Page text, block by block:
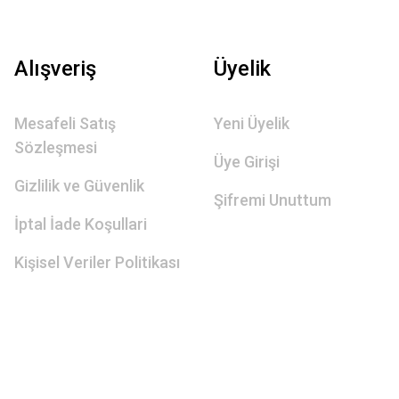
Alışveriş
Mesafeli Satış
Sözleşmesi
Gizlilik ve Güvenlik
İptal İade Koşullari
Kişisel Veriler Politikası
Üyelik
Yeni Üyelik
Üye Girişi
Şifremi Unuttum